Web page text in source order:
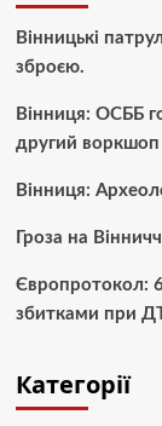
Вінницькі
зброєю.
Вінниця: ОСББ
другий воркшоп
Вінниця:
Гроза на
Європротокол:
збитками при
Категорії